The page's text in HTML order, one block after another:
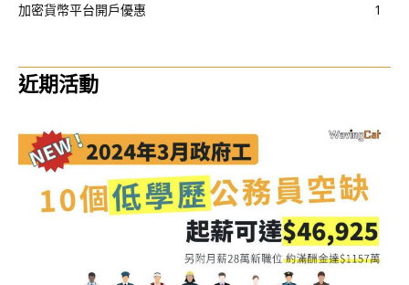
加密貨幣平台開戶優惠
1
近期活動